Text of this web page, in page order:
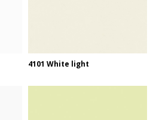
4101 White light